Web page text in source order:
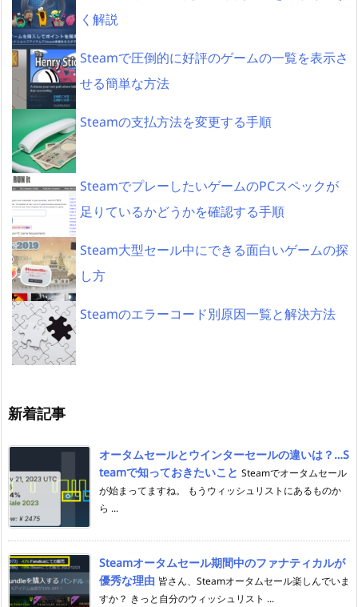
く解説
Steamで圧倒的に好評のゲームの一覧を表示さ
せる簡単な方法
Steamの支払方法を変更する手順
SteamでプレーしたいゲームのPCスペックが
足りているかどうかを確認する手順
Steam大型セール中にできる面白いゲームの探
し方
Steamのエラーコード別原因一覧と解決方法
新着記事
オータムセールとウインターセールの違いは？…S
teamで知っておきたいこと Steamでオータムセール
が始まってますね。 もうウィッシュリストにあるものか
ら ...
Steamオータムセール期間中のファナティカルが
優秀な理由 皆さん、Steamオータムセール楽しんでいま
すか？ きっと自分のウィッシュリスト ...